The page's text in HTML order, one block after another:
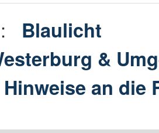
Blaulicht
&
Hinweise an die